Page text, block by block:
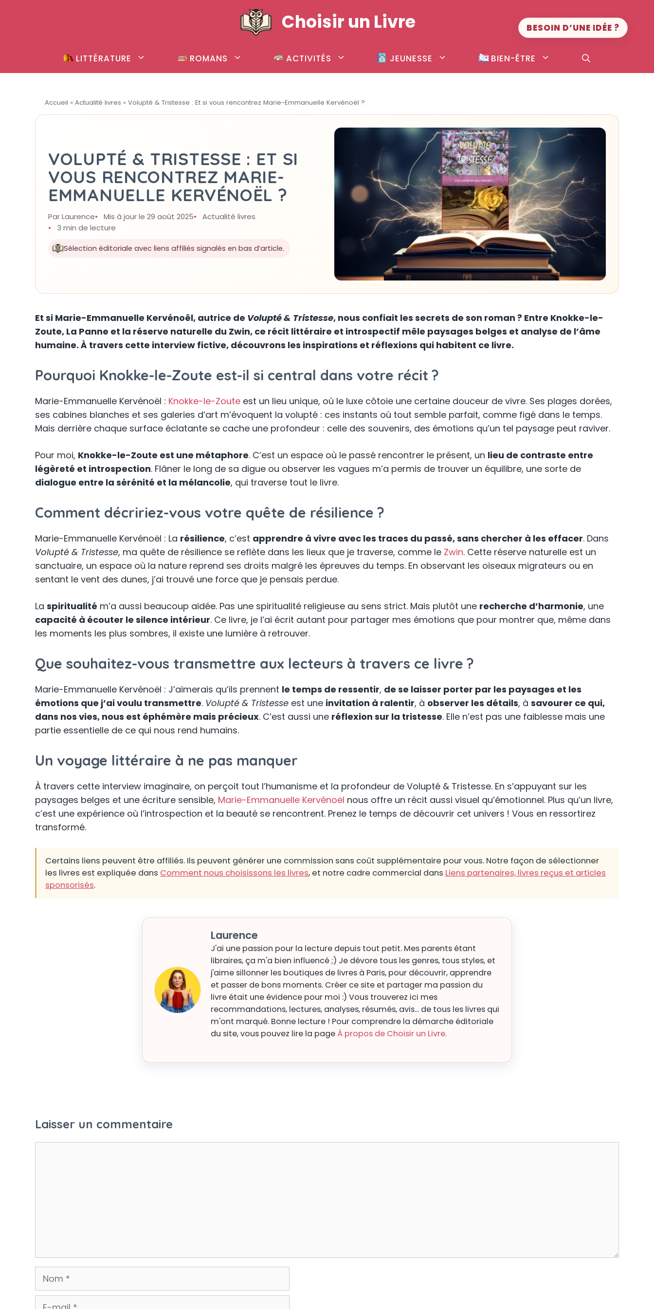
Choisir un Livre
LITTÉRATURE
BESOIN D’UNE IDÉE ?
ROMANS ACTIVITÉS JEUNESSE BIEN-ÊTRE
Accueil » Actualité livres » Volupté & Tristesse : Et si vous rencontrez Marie-Emmanuelle Kervénoël ?
VOLUPTÉ & TRISTESSE : ET SI
VOUS RENCONTREZ MARIE-
EMMANUELLE KERVÉNOËL ?
Par Laurence Mis à jour le 29 août 2025
Actualité livres
3 min de lecture
Sélection éditoriale avec liens affiliés signalés en bas d’article.
Et si Marie-Emmanuelle Kervénoël, autrice de Volupté & Tristesse, nous confiait les secrets de son roman ? Entre Knokke-le-
Zoute, La Panne et la réserve naturelle du Zwin, ce récit littéraire et introspectif mêle paysages belges et analyse de l’âme
humaine. À travers cette interview fictive, découvrons les inspirations et réflexions qui habitent ce livre.
Pourquoi Knokke-le-Zoute est-il si central dans votre récit ?
Marie-Emmanuelle Kervénoël : Knokke-le-Zoute est un lieu unique, où le luxe côtoie une certaine douceur de vivre. Ses plages dorées,
ses cabines blanches et ses galeries d’art m’évoquent la volupté : ces instants où tout semble parfait, comme figé dans le temps.
Mais derrière chaque surface éclatante se cache une profondeur : celle des souvenirs, des émotions qu’un tel paysage peut raviver.
Pour moi, Knokke-le-Zoute est une métaphore. C’est un espace où le passé rencontrer le présent, un lieu de contraste entre
légèreté et introspection. Flâner le long de sa digue ou observer les vagues m’a permis de trouver un équilibre, une sorte de
dialogue entre la sérénité et la mélancolie, qui traverse tout le livre.
Comment décririez-vous votre quête de résilience ?
Marie-Emmanuelle Kervénoël : La résilience, c’est apprendre à vivre avec les traces du passé, sans chercher à les effacer. Dans
Volupté & Tristesse, ma quête de résilience se reflète dans les lieux que je traverse, comme le Zwin. Cette réserve naturelle est un
sanctuaire, un espace où la nature reprend ses droits malgré les épreuves du temps. En observant les oiseaux migrateurs ou en
sentant le vent des dunes, j’ai trouvé une force que je pensais perdue.
La spiritualité m’a aussi beaucoup aidée. Pas une spiritualité religieuse au sens strict. Mais plutôt une recherche d’harmonie, une
capacité à écouter le silence intérieur. Ce livre, je l’ai écrit autant pour partager mes émotions que pour montrer que, même dans
les moments les plus sombres, il existe une lumière à retrouver.
Que souhaitez-vous transmettre aux lecteurs à travers ce livre ?
Marie-Emmanuelle Kervénoël : J’aimerais qu’ils prennent le temps de ressentir, de se laisser porter par les paysages et les
émotions que j’ai voulu transmettre. Volupté & Tristesse est une invitation à ralentir, à observer les détails, à savourer ce qui,
dans nos vies, nous est éphémère mais précieux. C’est aussi une réflexion sur la tristesse. Elle n’est pas une faiblesse mais une
partie essentielle de ce qui nous rend humains.
Un voyage littéraire à ne pas manquer
À travers cette interview imaginaire, on perçoit tout l’humanisme et la profondeur de Volupté & Tristesse. En s’appuyant sur les
paysages belges et une écriture sensible, Marie-Emmanuelle Kervénoël nous offre un récit aussi visuel qu’émotionnel. Plus qu’un livre,
c’est une expérience où l’introspection et la beauté se rencontrent. Prenez le temps de découvrir cet univers ! Vous en ressortirez
transformé.
Certains liens peuvent être affiliés. Ils peuvent générer une commission sans coût supplémentaire pour vous. Notre façon de sélectionner
les livres est expliquée dans Comment nous choisissons les livres, et notre cadre commercial dans Liens partenaires, livres reçus et articles
sponsorisés.
Laurence
J'ai une passion pour la lecture depuis tout petit. Mes parents étant
libraires, ça m'a bien influencé ;) Je dévore tous les genres, tous styles, et
j'aime sillonner les boutiques de livres à Paris, pour découvrir, apprendre
et passer de bons moments. Créer ce site et partager ma passion du
livre était une évidence pour moi :) Vous trouverez ici mes
recommandations, lectures, analyses, résumés, avis... de tous les livres qui
m'ont marqué. Bonne lecture ! Pour comprendre la démarche éditoriale
du site, vous pouvez lire la page À propos de Choisir un Livre.
Laisser un commentaire
Nom
E-